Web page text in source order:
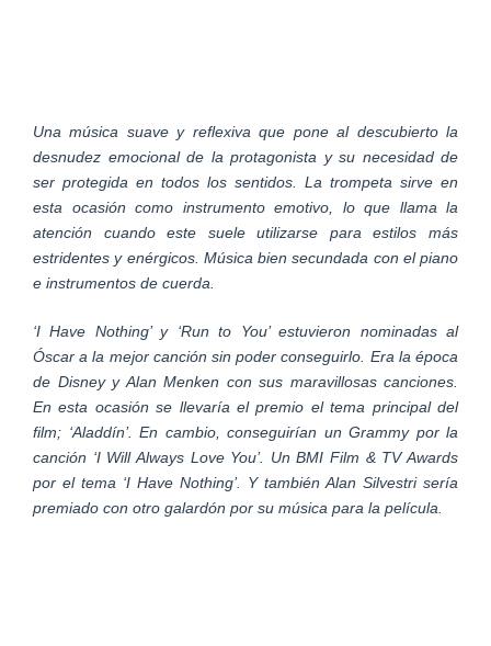
Una música suave y reflexiva que pone al descubierto la
desnudez emocional de la protagonista y su necesidad de
ser protegida en todos los sentidos. La trompeta sirve en
esta ocasión como instrumento emotivo, lo que llama la
atención cuando este suele utilizarse para estilos más
estridentes y enérgicos. Música bien secundada con el piano
e instrumentos de cuerda.
‘I Have Nothing’ y ‘Run to You’ estuvieron nominadas al
Óscar a la mejor canción sin poder conseguirlo. Era la época
de Disney y Alan Menken con sus maravillosas canciones.
En esta ocasión se llevaría el premio el tema principal del
film; ‘Aladdín’. En cambio, conseguirían un Grammy por la
canción ‘I Will Always Love You’. Un BMI Film & TV Awards
por el tema ‘I Have Nothing’. Y también Alan Silvestri sería
premiado con otro galardón por su música para la película.